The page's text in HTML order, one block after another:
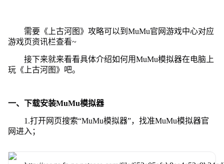
需要《上古河图》攻略可以到MuMu官网游戏中心对应
游戏页资讯栏查看~
接下来就来看看具体介绍如何用MuMu模拟器在电脑上
玩《上古河图》吧。
一、下载安装MuMu模拟器
1.打开网页搜索“MuMu模拟器”，找准MuMu模拟器官
网进入；